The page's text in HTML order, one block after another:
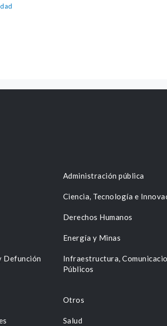
Administración pública
Ciencia, Tecnología e
Derechos Humanos
Energía y Minas
Defunción
Infraestructura,
Públicos
Otros
Salud